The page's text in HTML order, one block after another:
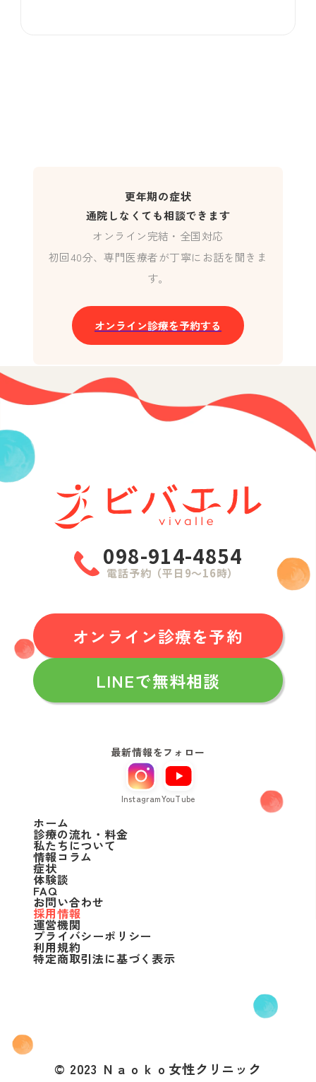
更年期の症状
通院しなくても相談できます
オンライン完結・全国対応
初回40分、専門医療者が丁寧にお話を聞きま
す。
オンライン診療を予約する
098-914-4854
電話予約（平日9〜16時）
オンライン診療を予約
LINEで無料相談
最新情報をフォロー
InstagramYouTube
ホーム
診療の流れ・料金
私たちについて
情報コラム
症状
体験談
FAQ
お問い合わせ
採用情報
運営機関
プライバシーポリシー
利用規約
特定商取引法に基づく表示
© 2023 Ｎａｏｋｏ女性クリニック